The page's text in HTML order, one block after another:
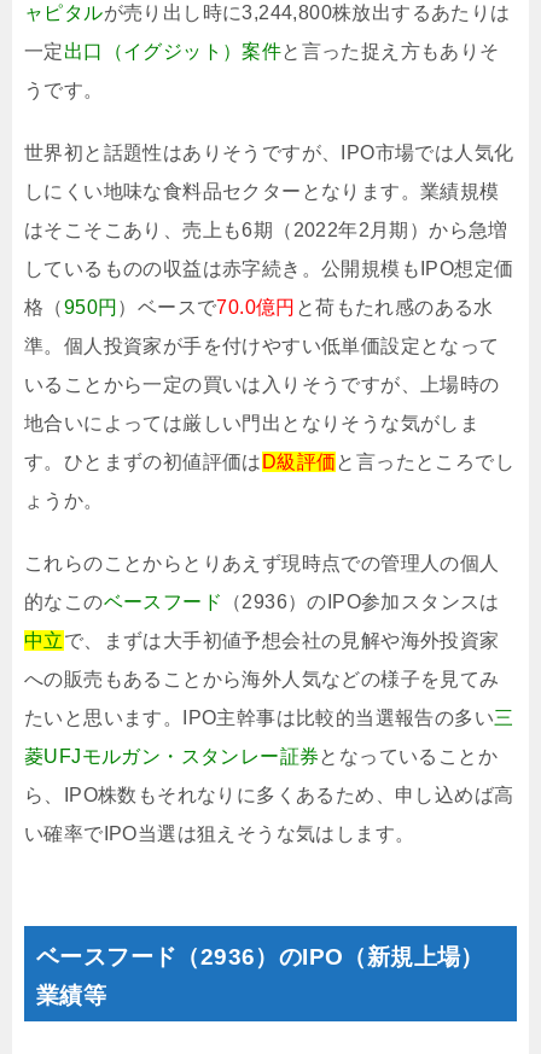
ャピタルが売り出し時に3,244,800株放出するあたりは
一定出口（イグジット）案件と言った捉え方もありそ
うです。
世界初と話題性はありそうですが、IPO市場では人気化
しにくい地味な食料品セクターとなります。業績規模
はそこそこあり、売上も6期（2022年2月期）から急増
しているものの収益は赤字続き。公開規模もIPO想定価
格（950円 ）ベースで70.0億円 と荷もたれ感のある水
準。個人投資家が手を付けやすい低単価設定となって
いることから一定の買いは入りそうですが、上場時の
地合いによっては厳しい門出となりそうな気がしま
す。ひとまずの初値評価は D級評価と言ったところでし
ょうか。
これらのことからとりあえず現時点での管理人の個人
的なこのベースフード
（2936）のIPO参加スタンスは
中立で、まずは大手初値予想会社の見解や海外投資家
への販売もあることから海外人気などの様子を見てみ
たいと思います。IPO主幹事は比較的当選報告の多い三
菱UFJモルガン・スタンレー証券となっていることか
ら、IPO株数もそれなりに多くあるため、申し込めば高
い確率でIPO当選は狙えそうな気はします。
ベースフード（2936）のIPO（新規上場）
業績等